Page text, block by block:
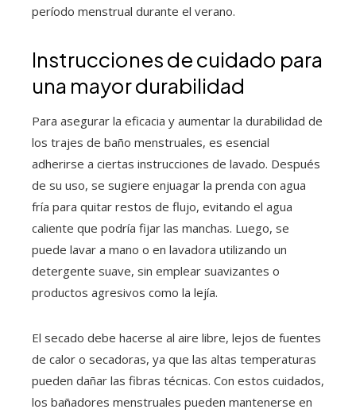
período menstrual durante el verano.
Instrucciones de cuidado para
una mayor durabilidad
Para asegurar la eficacia y aumentar la durabilidad de
los trajes de baño menstruales, es esencial
adherirse a ciertas instrucciones de lavado. Después
de su uso, se sugiere enjuagar la prenda con agua
fría para quitar restos de flujo, evitando el agua
caliente que podría fijar las manchas. Luego, se
puede lavar a mano o en lavadora utilizando un
detergente suave, sin emplear suavizantes o
productos agresivos como la lejía.
El secado debe hacerse al aire libre, lejos de fuentes
de calor o secadoras, ya que las altas temperaturas
pueden dañar las fibras técnicas. Con estos cuidados,
los bañadores menstruales pueden mantenerse en